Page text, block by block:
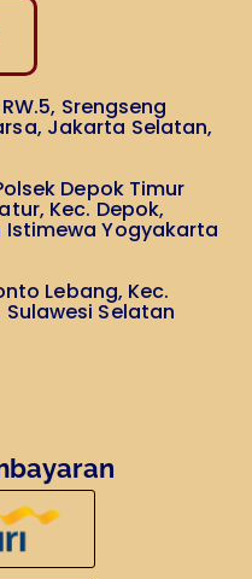
Srengseng
Jakarta Selatan,
Depok Timur
Kec. Depok,
Istimewa Yogyakarta
Lebang, Kec.
Selatan